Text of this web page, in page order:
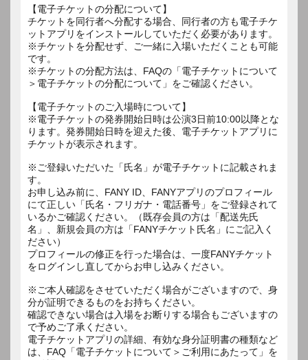
【電子チケットの分配について】
チケットを同行者へ分配する場合、同行者の方も電子チケ
ットアプリをインストールしていただく必要があります。
※チケットを分配せず、ご一緒に入場いただくことも可能
です。
※チケットの分配方法は、FAQの「電子チケットについて
＞電子チケットの分配について」をご確認ください。
【電子チケットのご入場時について】
※電子チケットの発券開始日時は公演3日前10:00以降とな
ります。発券開始日時を迎えた後、電子チケットアプリに
チケットが表示されます。
※ご登録いただいた「氏名」が電子チケットに記載されま
す。
お申し込み前に、FANY ID、FANYアプリのプロフィール
にて正しい「氏名・フリガナ・電話番号」をご登録されて
いるかご確認ください。（既存会員の方は「配送先氏
名」、新規会員の方は「FANYチケット氏名」にご記入く
ださい）
プロフィールの修正を行った場合は、一度FANYチケット
をログインし直してからお申し込みください。
※ご本人確認をさせていただく場合がございますので、身
分が証明できるものをお持ちください。
確認できない場合は入場をお断りする場合もございますの
で予めご了承ください。
電子チケットアプリの詳細、有効な身分証明書の種類など
は、FAQ「電子チケットについて＞ご利用にあたって」を